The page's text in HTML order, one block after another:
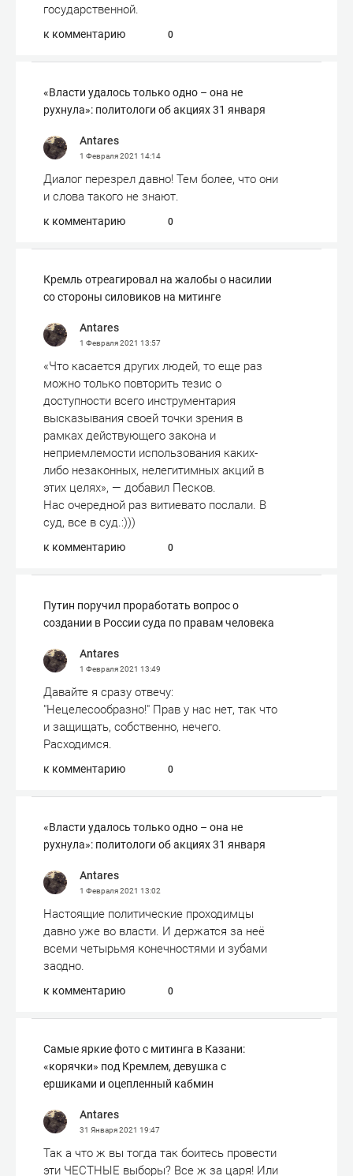
государственной.
к комментарию 0
«Власти удалось только одно – она не
рухнула»: политологи об акциях 31 января
Antares
1 Февраля 2021 14:14
Диалог перезрел давно! Тем более, что они
и слова такого не знают.
к комментарию 0
Кремль отреагировал на жалобы о насилии
со стороны силовиков на митинге
Antares
1 Февраля 2021 13:57
«Что касается других людей, то еще раз
можно только повторить тезис о
доступности всего инструментария
высказывания своей точки зрения в
рамках действующего закона и
неприемлемости использования каких-
либо незаконных, нелегитимных акций в
этих целях», — добавил Песков.
Нас очередной раз витиевато послали. В
суд, все в суд.:)))
к комментарию 0
Путин поручил проработать вопрос о
создании в России суда по правам человека
Antares
1 Февраля 2021 13:49
Давайте я сразу отвечу:
"Нецелесообразно!" Прав у нас нет, так что
и защищать, собственно, нечего.
Расходимся.
к комментарию 0
«Власти удалось только одно – она не
рухнула»: политологи об акциях 31 января
Antares
1 Февраля 2021 13:02
Настоящие политические проходимцы
давно уже во власти. И держатся за неё
всеми четырьмя конечностями и зубами
заодно.
к комментарию 0
Самые яркие фото с митинга в Казани:
«корячки» под Кремлем, девушка с
ершиками и оцепленный кабмин
Antares
31 Января 2021 19:47
Так а что ж вы тогда так боитесь провести
эти ЧЕСТНЫЕ выборы? Все ж за царя! Или